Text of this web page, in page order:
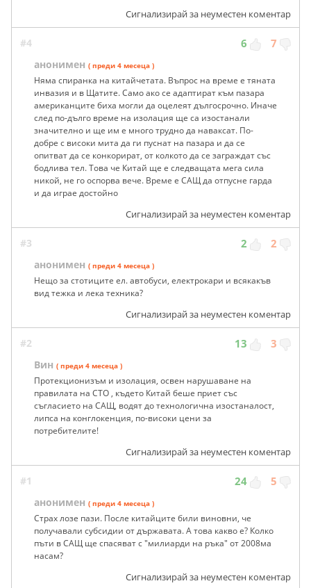
Сигнализирай за неуместен коментар
#4 6 7
анонимен ( преди 4 месеца )
Няма спиранка на китайчетата. Въпрос на време е тяната
инвазия и в Щатите. Само ако се адаптират към пазара
американците биха могли да оцелеят дългосрочно. Иначе
след по-дълго време на изолация ще са изостанали
значително и ще им е много трудно да наваксат. По-
добре с високи мита да ги пуснат на пазара и да се
опитват да се конкорират, от колкото да се заграждат със
бодлива тел. Това че Китай ще е следващата мега сила
никой, не го оспорва вече. Време е САЩ да отпусне гарда
и да играе достойно
Сигнализирай за неуместен коментар
#3 2 2
анонимен ( преди 4 месеца )
Нещо за стотиците ел. автобуси, електрокари и всякакъв
вид тежка и лека техника?
Сигнализирай за неуместен коментар
#2 13 3
Вин ( преди 4 месеца )
Протекционизъм и изолация, освен нарушаване на
правилата на СТО , където Китай беше приет със
съгласието на САЩ, водят до технологична изостаналост,
липса на конглокенция, по-високи цени за
потребителите!
Сигнализирай за неуместен коментар
#1 24 5
анонимен ( преди 4 месеца )
Страх лозе пази. После китайците били виновни, че
получавали субсидии от държавата. А това какво е? Колко
пъти в САЩ ще спасяват с "милиарди на ръка" от 2008ма
насам?
Сигнализирай за неуместен коментар